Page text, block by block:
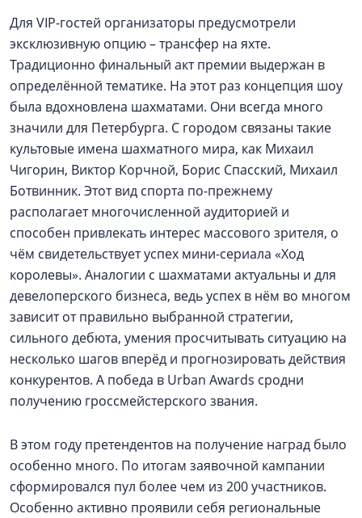
Для VIP-гостей организаторы предусмотрели
эксклюзивную опцию – трансфер на яхте.
Традиционно финальный акт премии выдержан в
определённой тематике. На этот раз концепция шоу
была вдохновлена шахматами. Они всегда много
значили для Петербурга. С городом связаны такие
культовые имена шахматного мира, как Михаил
Чигорин, Виктор Корчной, Борис Спасский, Михаил
Ботвинник. Этот вид спорта по-прежнему
располагает многочисленной аудиторией и
способен привлекать интерес массового зрителя, о
чём свидетельствует успех мини-сериала «Ход
королевы». Аналогии с шахматами актуальны и для
девелоперского бизнеса, ведь успех в нём во многом
зависит от правильно выбранной стратегии,
сильного дебюта, умения просчитывать ситуацию на
несколько шагов вперёд и прогнозировать действия
конкурентов. А победа в Urban Awards сродни
получению гроссмейстерского звания.
В этом году претендентов на получение наград было
особенно много. По итогам заявочной кампании
сформировался пул более чем из 200 участников.
Особенно активно проявили себя региональные